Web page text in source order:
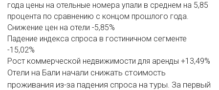
года цены на отельные номера упали в среднем на 5,85
процента по сравнению с концом прошлого года.
Снижение цен на отели -5,85%
Падение индекса спроса в гостиничном сегменте
-15,02%
Рост коммерческой недвижимости для аренды +13,49%
Отели на Бали начали снижать стоимость
проживания из-за падения спроса на туры. За первый